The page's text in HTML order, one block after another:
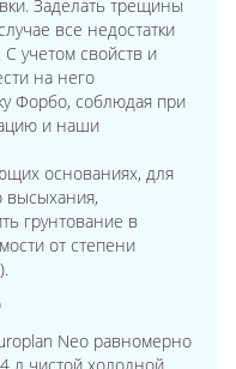
Заделать трещины
все недостатки
учетом свойств и
на него
Форбо, соблюдая при
и наши
основаниях, для
высыхания,
грунтование в
от степени
Neo равномерно